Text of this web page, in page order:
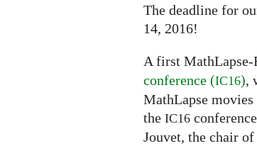
14
The deadline for
14, 2016!
A first
conference (IC16),
MathLapse
the IC16
Jouvet, the chair